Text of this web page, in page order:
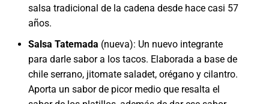
salsa tradicional de la cadena desde hace casi 57
años.
Salsa Tatemada (nueva): Un nuevo integrante
para darle sabor a los tacos. Elaborada a base de
chile serrano, jitomate saladet, orégano y cilantro.
Aporta un sabor de picor medio que resalta el